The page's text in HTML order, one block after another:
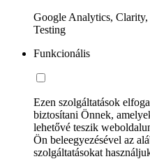
Google Analytics,
Testing
Funkcionális
Ezen szolgáltatások
biztosítani Önnek,
lehetővé teszik
Ön beleegyezésével az
szolgáltatásokat